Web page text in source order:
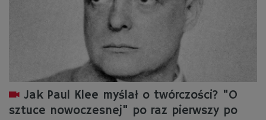
Jak Paul Klee myślał o twórczości? "O
sztuce nowoczesnej" po raz pierwszy po